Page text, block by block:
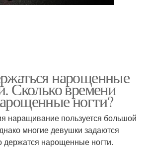
нарощенные
Сколько времени
ногти?
наращивание пользуется большой
многие девушки задаются
держатся нарощенные ногти.